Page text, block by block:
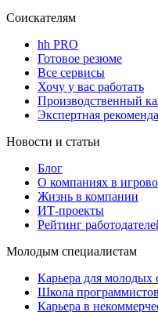
Соискателям
hh PRO
Готовое резюме
Все сервисы
Хочу у вас работать
Производственный
Экспертная
Новости и статьи
Блог
О компаниях в
Жизнь в компании
ИТ-проекты
Рейтинг
Молодым специалистам
Карьера для молодых
Школа программистов
Карьера в